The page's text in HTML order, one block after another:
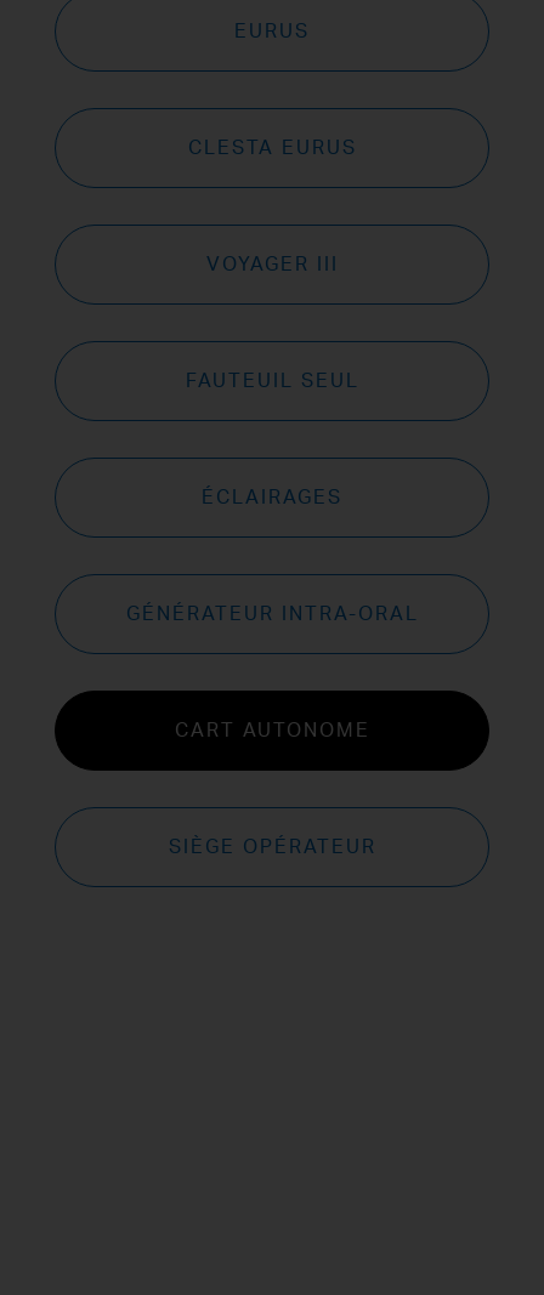
EURUS
CLESTA EURUS
VOYAGER III
FAUTEUIL SEUL
ÉCLAIRAGES
GÉNÉRATEUR INTRA-ORAL
CART AUTONOME
SIÈGE OPÉRATEUR